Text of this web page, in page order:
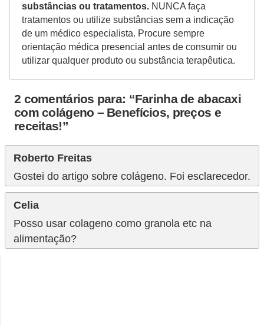
substâncias ou tratamentos. NUNCA faça
tratamentos ou utilize substâncias sem a indicação
de um médico especialista. Procure sempre
orientação médica presencial antes de consumir ou
utilizar qualquer produto ou substância terapêutica.
2 comentários para: “Farinha de abacaxi
com colágeno – Benefícios, preços e
receitas!”
Roberto Freitas
Gostei do artigo sobre colágeno. Foi esclarecedor.
Celia
Posso usar colageno como granola etc na
alimentação?